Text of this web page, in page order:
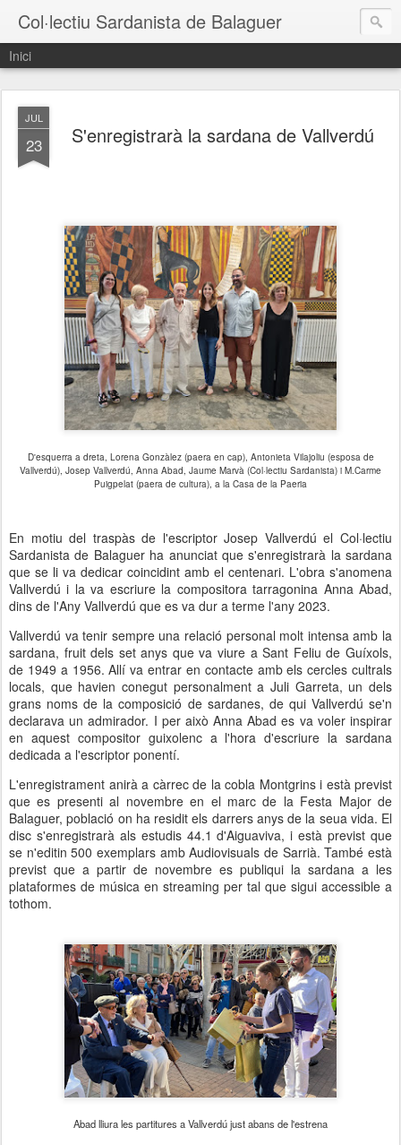
Col·lectiu Sardanista de Balaguer
Inici
JUL
23 S'enregistrarà la sardana de Vallverdú
D'esquerra a dreta, Lorena Gonzàlez (paera en cap), Antonieta Vilajoliu (esposa de
Vallverdú), Josep Vallverdú, Anna Abad, Jaume Marvà (Col·lectiu Sardanista) i M.Carme
Puigpelat (paera de cultura), a la Casa de la Paeria
En motiu del traspàs de l'escriptor Josep Vallverdú el Col·lectiu
Sardanista de Balaguer ha anunciat que s'enregistrarà la sardana
que se li va dedicar coincidint amb el centenari. L'obra s'anomena
Vallverdú i la va escriure la compositora tarragonina Anna Abad,
dins de l'Any Vallverdú que es va dur a terme l'any 2023.
Vallverdú va tenir sempre una relació personal molt intensa amb la
sardana, fruit dels set anys que va viure a Sant Feliu de Guíxols,
de 1949 a 1956. Allí va entrar en contacte amb els cercles cultrals
locals, que havien conegut personalment a Juli Garreta, un dels
grans noms de la composició de sardanes, de qui Vallverdú se'n
declarava un admirador. I per això Anna Abad es va voler inspirar
en aquest compositor guixolenc a l'hora d'escriure la sardana
dedicada a l'escriptor ponentí.
L'enregistrament anirà a càrrec de la cobla Montgrins i està previst
que es presenti al novembre en el marc de la Festa Major de
Balaguer, població on ha residit els darrers anys de la seua vida. El
disc s'enregistrarà als estudis 44.1 d'Aiguaviva, i està previst que
se n'editin 500 exemplars amb Audiovisuals de Sarrià. També està
previst que a partir de novembre es publiqui la sardana a les
plataformes de música en streaming per tal que sigui accessible a
tothom.
Abad lliura les partitures a Vallverdú just abans de l'estrena